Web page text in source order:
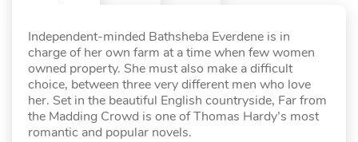
Independent-minded Bathsheba Everdene is in
charge of her own farm at a time when few women
owned property. She must also make a difficult
choice, between three very different men who love
her. Set in the beautiful English countryside, Far from
the Madding Crowd is one of Thomas Hardy’s most
romantic and popular novels.